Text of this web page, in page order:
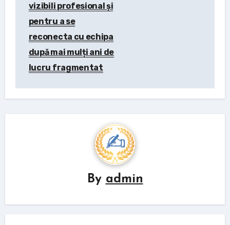
vizibili profesional și
pentru a se
reconecta cu echipa
după mai mulți ani de
lucru fragmentat
By admin